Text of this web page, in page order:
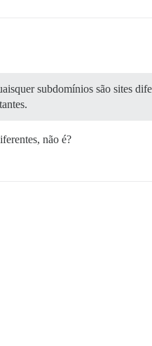
subdomínios são sites
não é?